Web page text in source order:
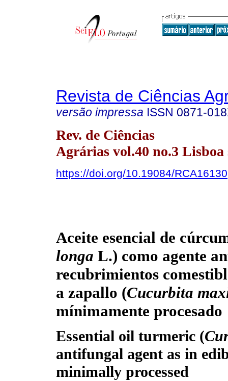
Revista de Ciências
versão impressa ISSN 0871-
Rev. de Ciências
Agrárias vol.40 no.3 Lisboa
https://doi.org/10.19084/RCA16130
Aceite esencial de
longa L.) como agente
recubrimientos
a zapallo (Cucurbita
mínimamente procesado
Essential oil turmeric (
antifungal agent as in
minimally processed